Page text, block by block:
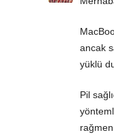
ancak
yüklü
Pil
rağmen